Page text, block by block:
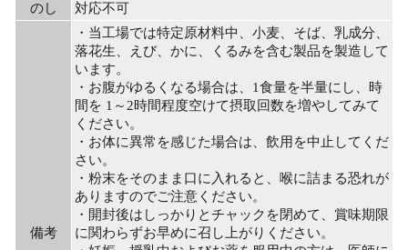
のし 対応不可
備考
・当工場では特定原材料中、小麦、そば、乳成分、
落花生、えび、かに、くるみを含む製品を製造して
います。
・お腹がゆるくなる場合は、1食量を半量にし、時
間を 1～2時間程度空けて摂取回数を増やしてみて
ください。
・お体に異常を感じた場合は、飲用を中止してくだ
さい。
・粉末をそのまま口に入れると、喉に詰まる恐れが
ありますのでご注意ください。
・開封後はしっかりとチャックを閉めて、賞味期限
に関わらずお早めに召し上がりください。